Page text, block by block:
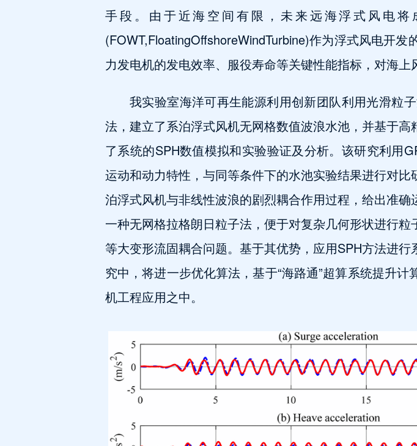
手段。由于近海空间有限，未来远海浮式风电
(FOWT,FloatingOffshoreWindTurbine)作为浮式风电开
力发电机的发电效率、服役寿命等关键性能指标，对海上
我实验室海洋可再生能源利用创新团队利用光滑粒
法，建立了系泊浮式风机无网格数值波浪水池，并基于
了系统的SPH数值模拟和实验验证及分析。该研究利用
运动和动力特性，与同等条件下的水池实验结果进行对
泊浮式风机与非线性波浪的剧烈耦合作用过程，给出准
一种无网格拉格朗日粒子法，便于对复杂几何形状进行
等大变形流固耦合问题。基于其优势，应用SPH方法进
究中，将进一步优化算法，基于“海路通”超算系统提升
机工程应用之中。